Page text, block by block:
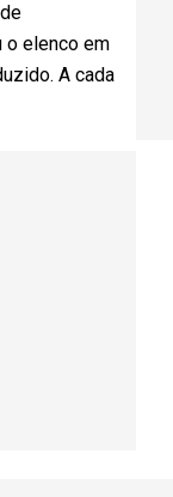
o elenco em
A cada